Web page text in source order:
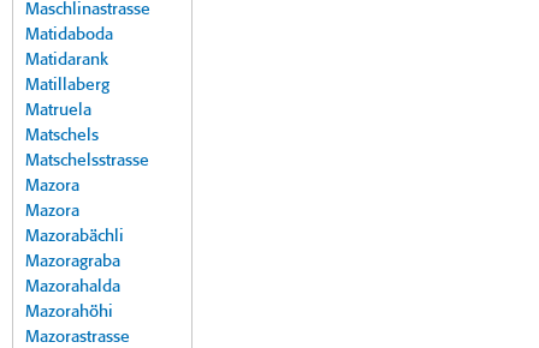
Maschlinastrasse
Matidaboda
Matidarank
Matillaberg
Matruela
Matschels
Matschelsstrasse
Mazora
Mazora
Mazorabächli
Mazoragraba
Mazorahalda
Mazorahöhi
Mazorastrasse